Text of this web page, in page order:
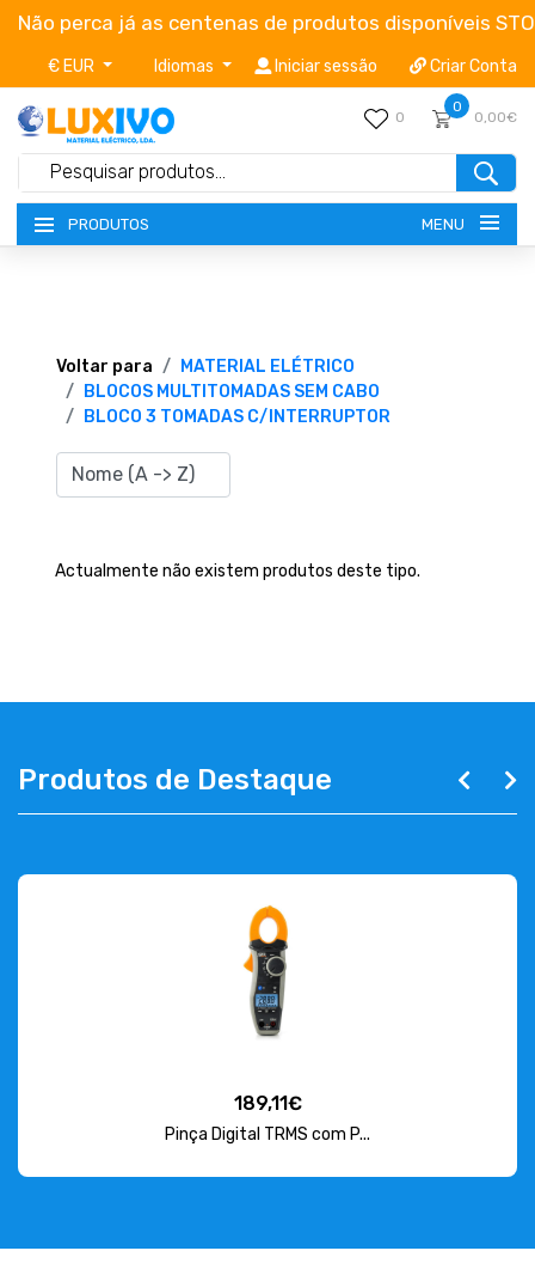
Não perca já as centenas de produtos disponíveis
€ EUR Idiomas Iniciar sessão Criar Conta
0
0
0,00€
PRODUTOS MENU
TERMOS E CONDIÇÕES
CATÁLOGOS
CAMPANHAS
Voltar para
MATERIAL ELÉTRICO
BLOCOS MULTITOMADAS SEM CABO
BLOCO 3 TOMADAS C/INTERRUPTOR
Actualmente não existem produtos deste tipo.
Produtos de Destaque
189,11€
Pinça Digital TRMS com P...